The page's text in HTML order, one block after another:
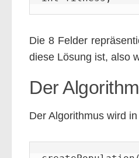
Die 8 Felder
diese Lösung ist, also
Der
Der Algorithmus wird